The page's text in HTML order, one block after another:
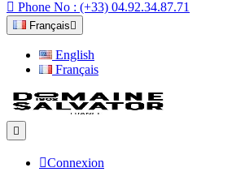
 Phone No : (+33) 04.92.34.87.71
Français 
English
Français

Connexion